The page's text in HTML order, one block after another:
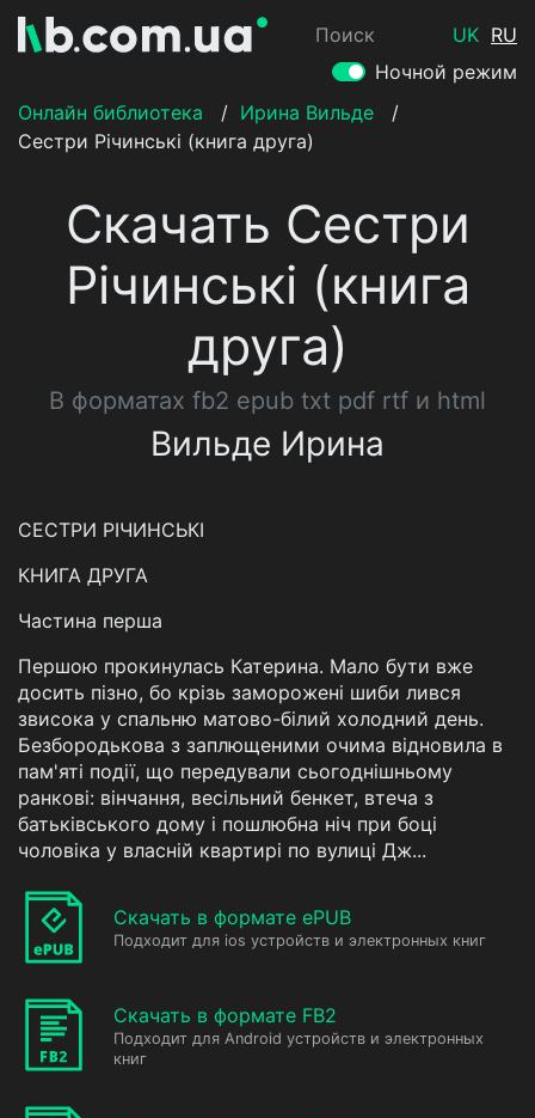
Поиск UK RU
Ночной режим
Онлайн библиотека
/ Ирина Вильде
/
Сестри Річинські (книга друга)
Скачать Сестри
Річинські (книга
друга)
В форматах fb2 epub txt pdf rtf и html
Вильде Ирина
СЕСТРИ РІЧИНСЬКІ
КНИГА ДРУГА
Частина перша
Першою прокинулась Катерина. Мало бути вже
досить пізно, бо крізь заморожені шиби лився
звисока у спальню матово-білий холодний день.
Безбородькова з заплющеними очима відновила в
пам'яті події, що передували сьогоднішньому
ранкові: вінчання, весільний бенкет, втеча з
батьківського дому і пошлюбна ніч при боці
чоловіка у власній квартирі по вулиці Дж...
Скачать в формате ePUB
Подходит для ios устройств и электронных книг
Скачать в формате FB2
Подходит для Android устройств и электронных
книг